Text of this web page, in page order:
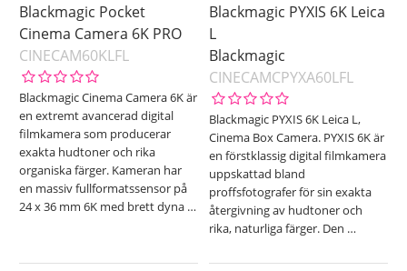
Blackmagic Pocket
Cinema Camera 6K PRO
CINECAM60KLFL
Blackmagic Cinema Camera 6K är
en extremt avancerad digital
filmkamera som producerar
exakta hudtoner och rika
organiska färger. Kameran har
en massiv fullformatssensor på
24 x 36 mm 6K med brett dyna …
Blackmagic PYXIS 6K Leica
L
Blackmagic
CINECAMCPYXA60LFL
Blackmagic PYXIS 6K Leica L,
Cinema Box Camera. PYXIS 6K är
en förstklassig digital filmkamera
uppskattad bland
proffsfotografer för sin exakta
återgivning av hudtoner och
rika, naturliga färger. Den …